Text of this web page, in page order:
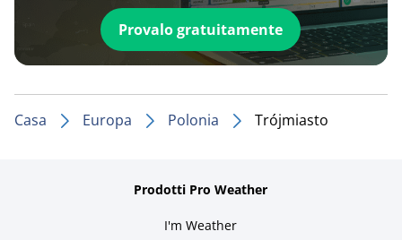
Provalo gratuitamente
Casa Europa Polonia Trójmiasto
Prodotti Pro Weather
I'm Weather